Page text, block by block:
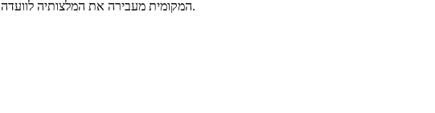
המקומית מעבירה את המלצותיה לוועדה המחוזית וזו תחליט האם לאשר את שינוי הייעוד או שלא.